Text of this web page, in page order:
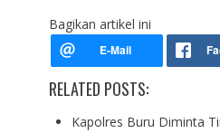
Bagikan artikel ini
RELATED POSTS:
Kapolres Buru Diminta